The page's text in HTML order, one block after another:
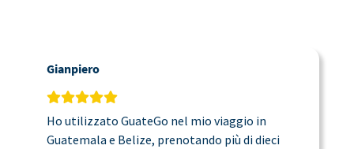
Gianpiero
Ho utilizzato GuateGo nel mio viaggio in
Guatemala e Belize, prenotando più di dieci